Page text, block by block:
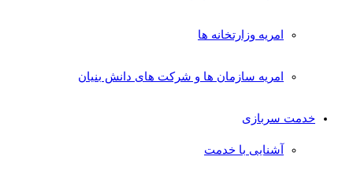
امریه وزارتخانه ها
امریه سازمان ها و شرکت های دانش بنیان
خدمت سربازی
آشنایی با خدمت